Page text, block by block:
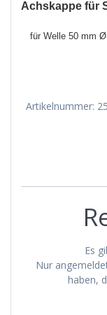
Achskappe für
für Welle 50 mm
Artikelnummer: 25
Es
Nur
haben,